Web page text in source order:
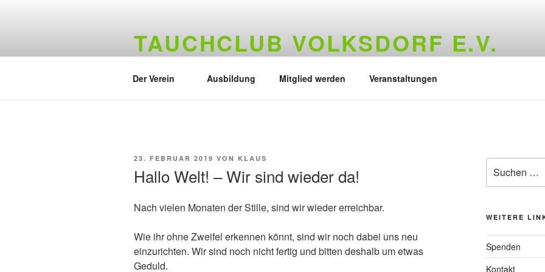
TAUCHCLUB VOLKSDORF E.V.
Der Verein Ausbildung Mitglied werden Veranstaltungen
VERÖFFENTLICHT
23. FEBRUAR 2019 VON KLAUS
Hallo Welt! – Wir sind wieder da!
Nach vielen Monaten der Stille, sind wir wieder erreichbar.
Wie ihr ohne Zweifel erkennen könnt, sind wir noch dabei uns neu
einzurichten. Wir sind noch nicht fertig und bitten deshalb um etwas
Geduld.
nach:
WEITERE
Spenden
Kontakt